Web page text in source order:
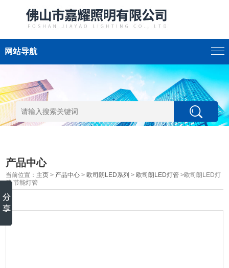
网站导航
产品中心
当前位置： 主页 > 产品中心 > 欧司朗LED系列 > 欧司朗LED灯管 >欧司朗LED灯
管 节能灯管